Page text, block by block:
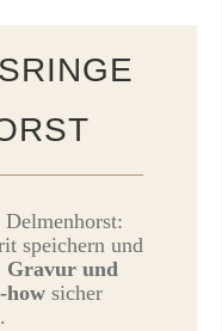
speichern und
und
howsicher